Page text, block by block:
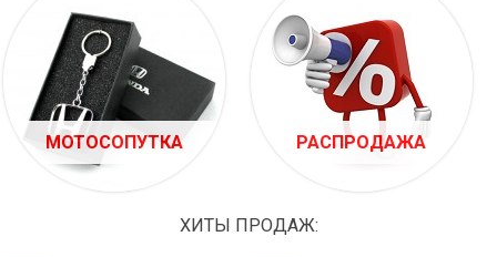
МОТОСОПУТКА РАСПРОДАЖА
ХИТЫ ПРОДАЖ: